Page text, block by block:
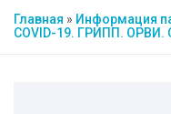
Главная » Информация
COVID-19. ГРИПП. ОРВИ.